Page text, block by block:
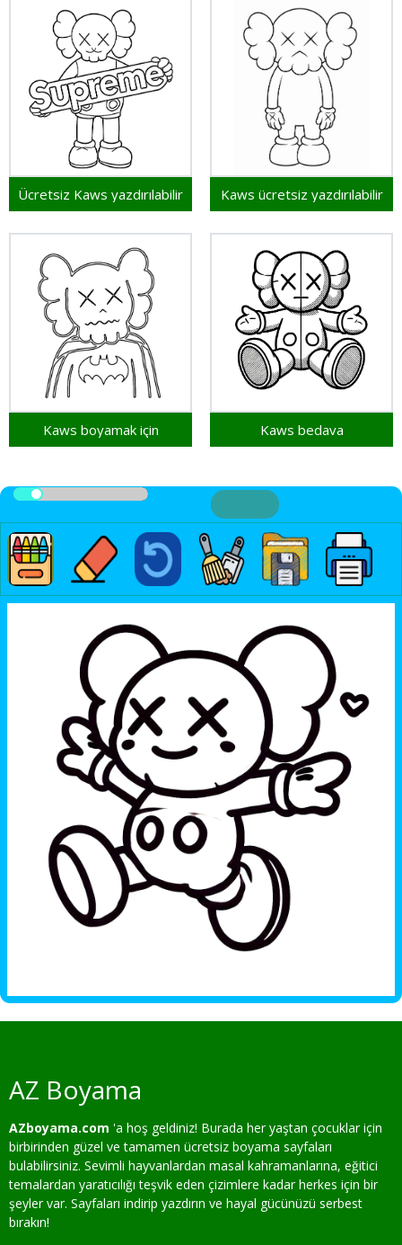
Ücretsiz Kaws yazdırılabilir Kaws ücretsiz yazdırılabilir
Kaws boyamak için Kaws bedava
AZ Boyama
AZboyama.com 'a hoş geldiniz! Burada her yaştan çocuklar için
birbirinden güzel ve tamamen ücretsiz boyama sayfaları
bulabilirsiniz. Sevimli hayvanlardan masal kahramanlarına, eğitici
temalardan yaratıcılığı teşvik eden çizimlere kadar herkes için bir
şeyler var. Sayfaları indirip yazdırın ve hayal gücünüzü serbest
bırakın!